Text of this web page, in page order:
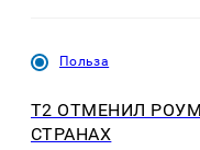
Польза
Т2 ОТМЕНИЛ
СТРАНАХ